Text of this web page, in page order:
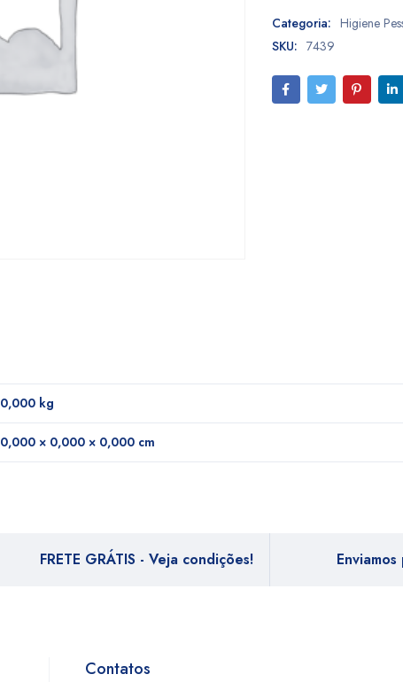
Categoria: Higiene
SKU: 7439
0,000 kg
0,000 × 0,000 × 0,000 cm
FRETE GRÁTIS - Veja condições!
Contatos